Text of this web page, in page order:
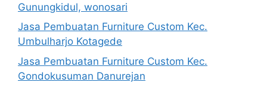
Gunungkidul, wonosari
Jasa Pembuatan Furniture Custom Kec.
Umbulharjo Kotagede
Jasa Pembuatan Furniture Custom Kec.
Gondokusuman Danurejan